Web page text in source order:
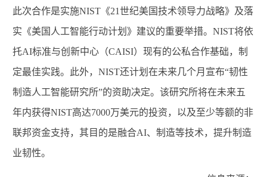
此次合作是实施NIST 《21世纪美国技术领导力战略》及落
实《美国人工智能行动计划》建议的重要举措。 NIST将依
托AI标准与创新中心（CAISI）现有的公私合作基础，制
定最佳实践。此外， NIST还计划在未来几个月宣布“韧性
制造人工智能研究所”的资助决定。该研究所将在未来五
年内获得NIST高达7000万美元的投资，以及至少等额的非
联邦资金支持，其目的是融合AI、制造等技术，提升制造
业韧性。